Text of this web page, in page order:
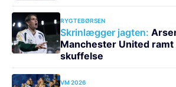
RYGTEBØRSEN
Skrinlægger jagten:
Manchester United
skuffelse
VM 2026